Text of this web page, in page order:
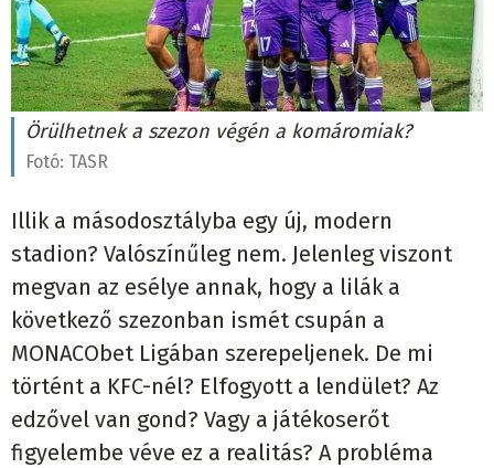
Örülhetnek a szezon végén a komáromiak?
Fotó: TASR
Illik a másodosztályba egy új, modern
stadion? Valószínűleg nem. Jelenleg viszont
megvan az esélye annak, hogy a lilák a
következő szezonban ismét csupán a
MONACObet Ligában szerepeljenek. De mi
történt a KFC-nél? Elfogyott a lendület? Az
edzővel van gond? Vagy a játékoserőt
figyelembe véve ez a realitás? A probléma